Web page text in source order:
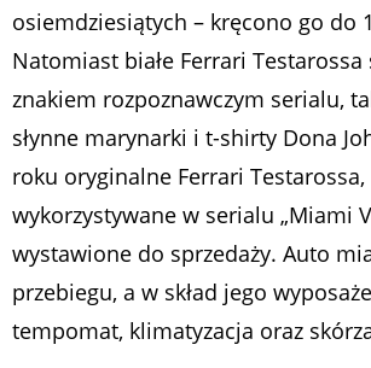
osiemdziesiątych – kręcono go do
Natomiast białe Ferrari Testarossa
znakiem rozpoznawczym serialu,
słynne marynarki i t-shirty Dona
roku oryginalne Ferrari Testarossa,
wykorzystywane w serialu „Miami
wystawione do sprzedaży. Auto
przebiegu, a w skład jego
tempomat, klimatyzacja oraz